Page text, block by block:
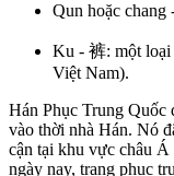
Qun hoặc chang
Ku - 裤: một loại
Việt Nam).
Hán Phục Trung Quốc
vào thời nhà Hán. Nó
cận tại khu vực châu
ngày nay, trang phục